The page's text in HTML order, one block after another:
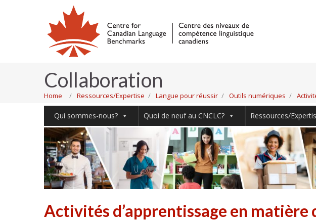
Collaboration
Home Ressources/Expertise Langue pour réussir Outils numériques
Qui sommes-nous? Quoi de neuf au CNCLC? Ressources/
Activités d’apprentissage en matière